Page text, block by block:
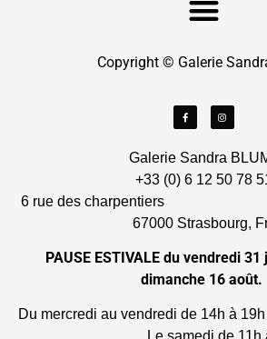
Galerie Sandra
+33 (0) 6 12 50 78
6 rue des
67000 Strasbourg,
PAUSE ESTIVALE du vendredi
dimanche 16 août.
Du mercredi au vendredi
Copyright © Galerie